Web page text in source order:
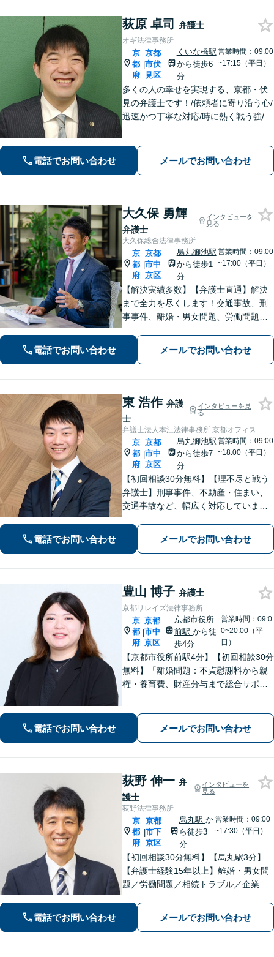
荻原 卓司 弁護士
オギ法律事務所
京
都
府
|
京都
市伏
見区
くいな橋駅
から徒歩6
分
営業時間：09:00
~17:15（平日）
多くの人の幸せを実現する、京都・伏
見の弁護士です！/依頼者に寄り沿う心/
迅速かつ丁寧な対応/時に熱く戦う強/解
電話でお問い合わせ メールでお問い合わせ
大久保 勇輝
弁護士
インタビューを
見る
大久保総合法律事務所
京
都
府
|
京都
市中
京区
烏丸御池駅
から徒歩1
分
営業時間：09:00
~17:00（平日）
【解決実績多数】【弁護士直通】解決
まで全力を尽くします！交通事故、刑
事事件、離婚・男女問題、労働問題、
てはお任せください。【子連れ対応
可】【土日夜間対応】
電話でお問い合わせ メールでお問い合わせ
東 浩作 弁護
士
インタビューを見
る
弁護士法人本江法律事務所 京都オフィス
京
都
府
|
京都
市中
京区
烏丸御池駅
から徒歩7
分
営業時間：09:00
~18:00（平日）
【初回相談30分無料】【理不尽と戦う
弁護士】刑事事件、不動産・住まい、
交通事故など、幅広く対応していま
い、最善の結果を目指します。お困り
の場合は、お気軽に弁護士にご相談く
電話でお問い合わせ メールでお問い合わせ
豊山 博子 弁護士
京都リレイズ法律事務所
京
都
府
|
京都
市中
京区
京都市役所
前駅 から徒
歩4分
営業時間：09:0
0~20:00（平
日）
【京都市役所前駅4分】【初回相談30分
無料】「離婚問題：不貞慰謝料から親
権・養育費、財産分与まで総合サポー
えて諦める前に、まずはあなたのご希
望をお聞かせください【休日・夜間相
電話でお問い合わせ メールでお問い合わせ
荻野 伸一 弁
護士
インタビューを
見る
荻野法律事務所
京
都
府
|
京都
市下
京区
烏丸駅 か
ら徒歩3
分
営業時間：09:00
~17:30（平日）
【初回相談30分無料】【烏丸駅3分】
【弁護士経験15年以上】離婚・男女問
題／労働問題／相続トラブル／企業法
ケーションで、納得感のある解決を目
指します【宗教法人法務／医療法務も
電話でお問い合わせ メールでお問い合わせ